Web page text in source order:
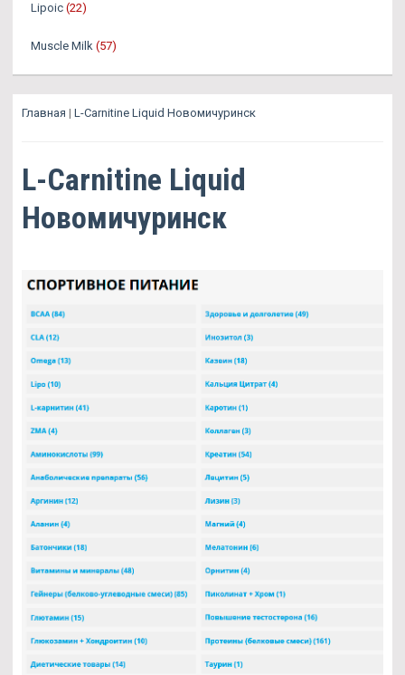
Lipoic (22)
Muscle Milk (57)
Главная | L-Carnitine Liquid Новомичуринск
L-Carnitine Liquid
Новомичуринск